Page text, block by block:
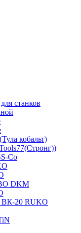
станков
кобальт)
Co
DKM
ВК-20 RUKO